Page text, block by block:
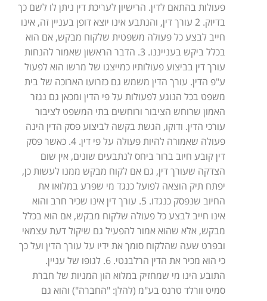
פעולות בהתאם לדין. הרישיון לעריכת דין ניתן לו לשם כך
בדיוק. 2 עורך דין, והנתבע אינו יוצא דופן בעניין זה, אינו
חייב לבצע כל פעולה משפטית שלקוח מבקש, אם הוא
בכלל ביקש בענייננו. 3. הדבר הראשון שאמור להנחות
עורך דין בביצוע פעולותיו כמייצגו של מרשו הוא לפעול
ע"פ הדין. עורך הדין משמש גם כזרועו הארוכה של בית
משפט בכל הנוגע לפעולות על פי הדין ומכאן גם נגזר
האמון שרוחש הציבור ורוחשים בתי המשפט לציבור
עורכי הדין. ודוקו, הגשת בקשה לביצוע פסק הדין הינה
פעולה שאמורה להיות פעולה על פי דין. 4. כאשר פסק
דין קובע חיוב ברור ביחס לנתבעים שונים, אין שום
הצדקה שעורך דין, גם אם לקוח מבקש ממנו לעשות כן,
יפתח תיק הוצאה לפועל כנגד מי שפרע במלואו את
החיוב שנפסק כנגדו. 5. עורך דין אינו שכיר חרב והוא
אינו חייב לבצע כל פעולה שלקוח מבקש, אם הוא בכלל
מבקש, אלא שהוא אמור להפעיל גם שיקול דעת עצמאי
ובפרט שעה שהלקוח סומך את ידיו על עורך הדין ועל כך
כי הוא מכיר את הדין הרלבנטי. 6. לגופו של עניין.
התובע הינו מי שמחזיק במלוא הון המניות של חברת
סמיט וורלד טרנס בע"מ (להלן: "החברה") והוא גם